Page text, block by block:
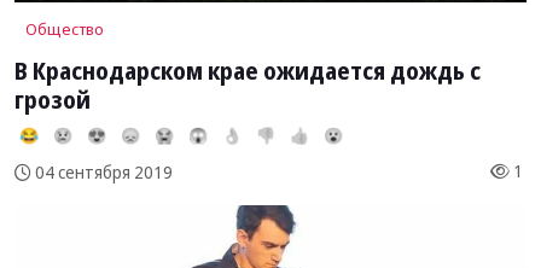
Общество
В Краснодарском крае ожидается дождь с
грозой
😂 😢 😍 😞 😭 😱 👌 👎 👍 😮
04 сентября 2019 1